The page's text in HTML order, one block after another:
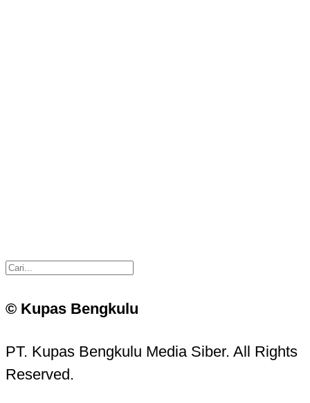
© Kupas Bengkulu
PT. Kupas Bengkulu Media Siber. All Rights
Reserved.